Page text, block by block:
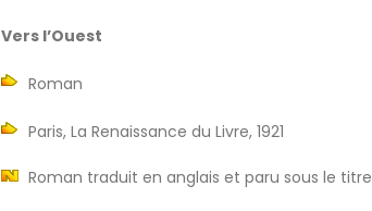
Vers l’Ouest
Roman
Paris, La Renaissance du Livre, 1921
Roman traduit en anglais et paru sous le titre